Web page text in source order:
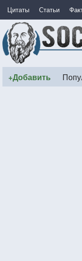
Цитаты Статьи
+Добавить